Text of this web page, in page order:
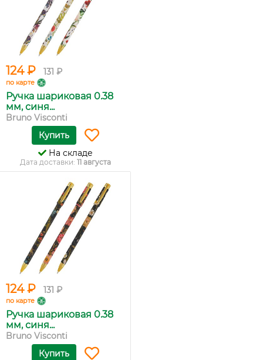
124 ₽ 131 ₽
по карте
Ручка шариковая 0.38
мм, синя...
Bruno Visconti
Купить
На складе
Дата доставки: 11 августа
124 ₽ 131 ₽
по карте
Ручка шариковая 0.38
мм, синя...
Bruno Visconti
Купить